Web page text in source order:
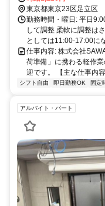
り） スキルや経験に
東京都東京23区足立区
勤務時間・曜日: 平日
して調整 柔軟に調整は
としては11:00-17:00に
仕事内容: 株式会社
荷準備」に携わる軽作
迎です。 【主な仕事内
シフト自由 即日勤務OK 固定
アルバイト・パート